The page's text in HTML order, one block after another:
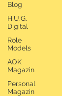
Blog
H.U.G.
Digital
Role
Models
AOK
Magazin
Personal
Magazin